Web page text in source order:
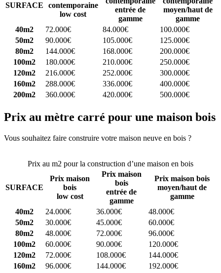
SURFACE
contemporaine
low cost
entrée de
gamme
moyen/haut de
gamme
40m2
72.000€ 84.000€
100.000€
50m2
90.000€ 105.000€
125.000€
80m2
144.000€ 168.000€
200.000€
100m2
180.000€ 210.000€
250.000€
120m2
216.000€ 252.000€
300.000€
160m2
288.000€ 336.000€
400.000€
200m2
360.000€ 420.000€ 500.000€
Prix au mètre carré pour une maison bois
Vous souhaitez faire construire votre maison neuve en bois ?
Prix au m2 pour la construction d’une maison en bois
SURFACE
Prix maison
bois
low cost
Prix maison
bois
entrée de
gamme
Prix maison bois
moyen/haut de
gamme
40m2
24.000€ 36.000€
48.000€
50m2
30.000€ 45.000€
60.000€
80m2
48.000€ 72.000€
96.000€
100m2
60.000€ 90.000€
120.000€
120m2
72.000€ 108.000€
144.000€
160m2
96.000€ 144.000€
192.000€